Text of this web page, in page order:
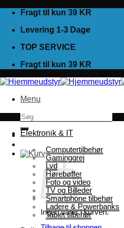
Fortsæt
indhold
Fragt til kun 39 KR
Levering 1-3 Dage
TOP SERVICE
Fragt til kun 39 KR
Menu
Søg
Ingen varer i kurven.
Elektronik & IT
Computertilbehør
Gaminggrej
Lyd
Hørebøffer
Foto og video
TV og Billeder
Smartphone tilbehør
Ladere & Powerbanks
Tablet tilbehør